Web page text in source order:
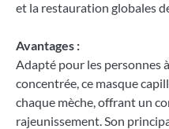
et la restauration globales
Avantages :
Adapté pour les personnes
concentrée, ce masque
chaque mèche, offrant un
rajeunissement. Son